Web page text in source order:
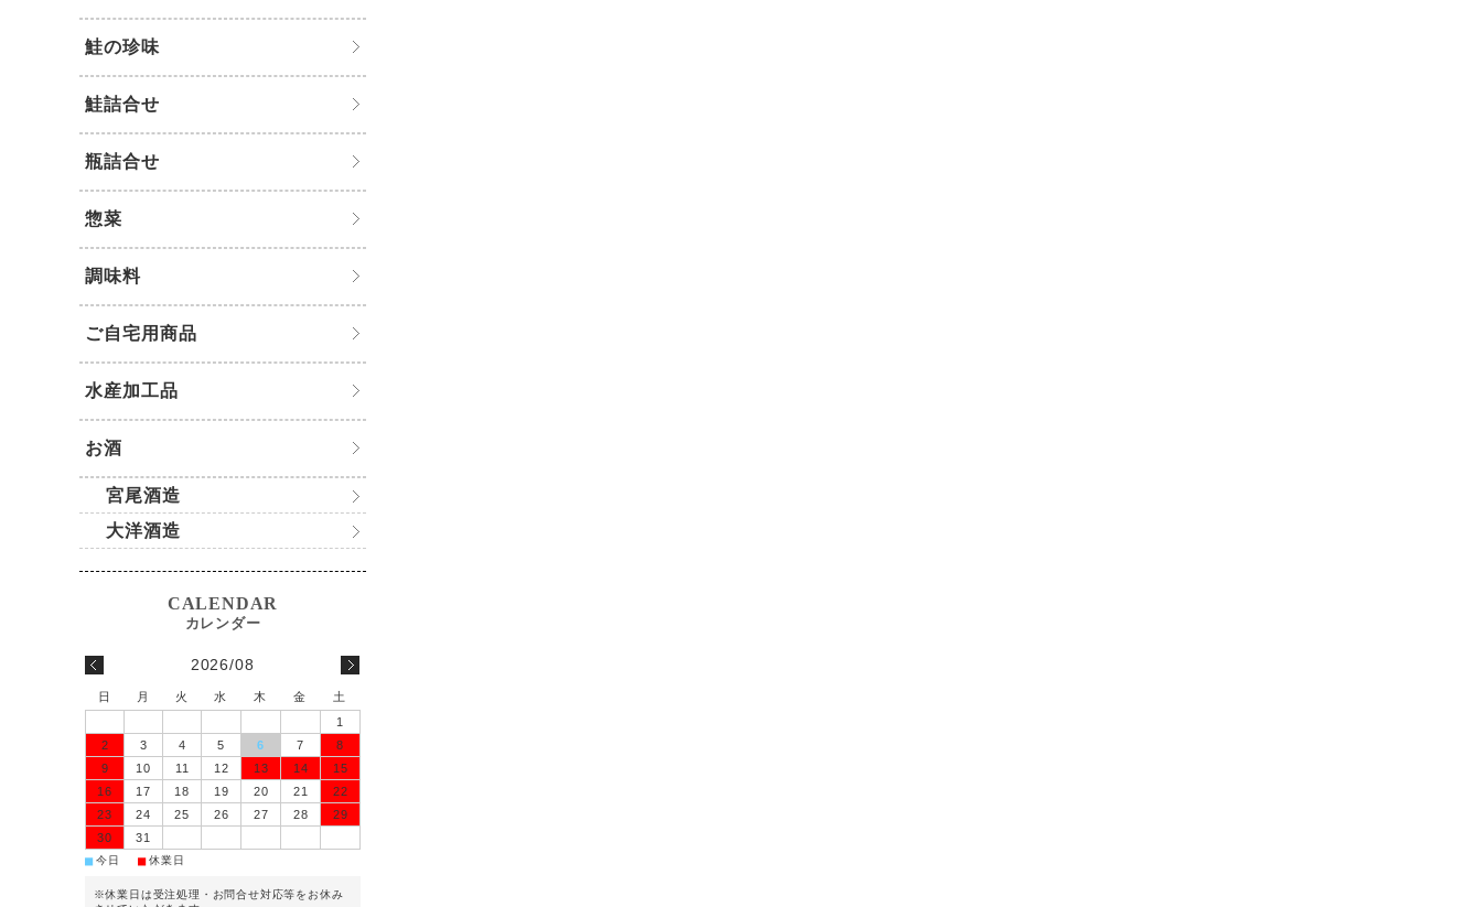
鮭の珍味
鮭詰合せ
瓶詰合せ
惣菜
調味料
ご自宅用商品
水産加工品
お酒
宮尾酒造
大洋酒造
2026/08
日 月 火 水 木 金
土
1
2
3 4 5 6 7
8
9
10 11 12 13 14
15
16
17 18 19 20 21
22
23
24 25 26 27 28
29
30
31
■今日 ■ 休業日
※休業日は受注処理・お問合せ対応等をお休み